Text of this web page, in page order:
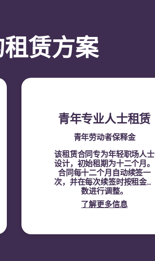
赁方案
青年专业人士租赁
青年劳动者保释金
该租赁合同专为年轻职场人士
设计，初始租期为十二个月。
合同每十二个月自动续签一
次，并在每次续签时按租金指
数进行调整。
了解更多信息